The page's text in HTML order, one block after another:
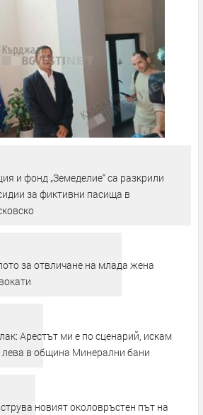
и фонд „Земеделие“ са разкрили
за фиктивни пасища в
за отвличане на млада жена
Арестът ми е по сценарий, искам
лева в община Минерални бани
новият околовръстен път на